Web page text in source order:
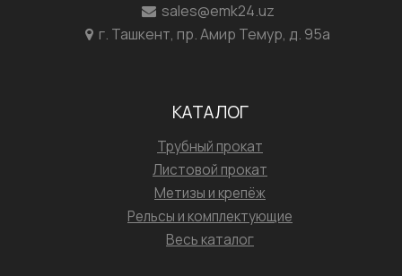
sales@emk24.uz
г. Ташкент, пр. Амир Темур, д. 95а
КАТАЛОГ
Трубный прокат
Листовой прокат
Метизы и крепёж
Рельсы и комплектующие
Весь каталог